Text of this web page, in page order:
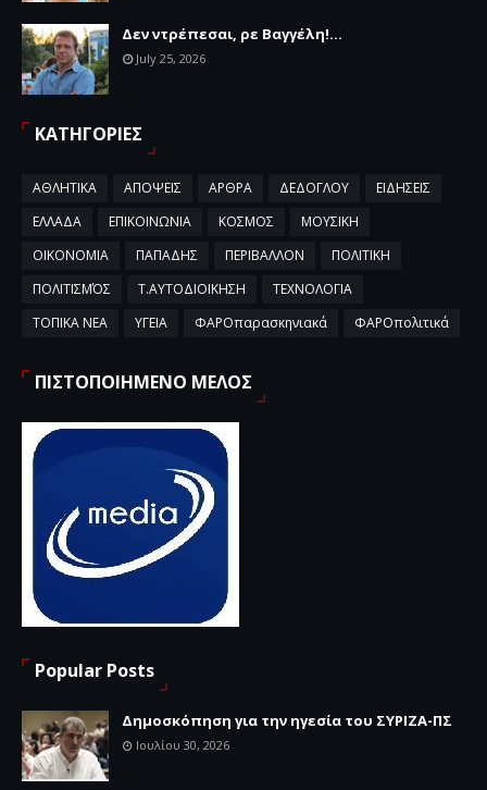
Δεν ντρέπεσαι, ρε Βαγγέλη!...
July 25, 2026
ΚΑΤΗΓΟΡΙΕΣ
ΑΘΛΗΤΙΚΑ ΑΠΟΨΕΙΣ ΑΡΘΡΑ ΔΕΔΟΓΛΟΥ
ΕΙΔΗΣΕΙΣ
ΕΛΛΑΔΑ
ΕΠΙΚΟΙΝΩΝΙΑ ΚΟΣΜΟΣ
ΜΟΥΣΙΚΗ
ΟΙΚΟΝΟΜΙΑ
ΠΑΠΑΔΗΣ ΠΕΡΙΒΑΛΛΟΝ
ΠΟΛΙΤΙΚΗ
ΠΟΛΙΤΙΣΜΌΣ
Τ.ΑΥΤΟΔΙΟΙΚΗΣΗ
ΤΕΧΝΟΛΟΓΙΑ
ΤΟΠΙΚΑ ΝΕΑ
ΥΓΕΙΑ ΦΑΡΟπαρασκηνιακά ΦΑΡΟπολιτικά
ΠΙΣΤΟΠΟΙΗΜΕΝΟ ΜΕΛΟΣ
Popular Posts
Δημοσκόπηση για την ηγεσία του ΣΥΡΙΖΑ-ΠΣ
Ιουλίου 30, 2026